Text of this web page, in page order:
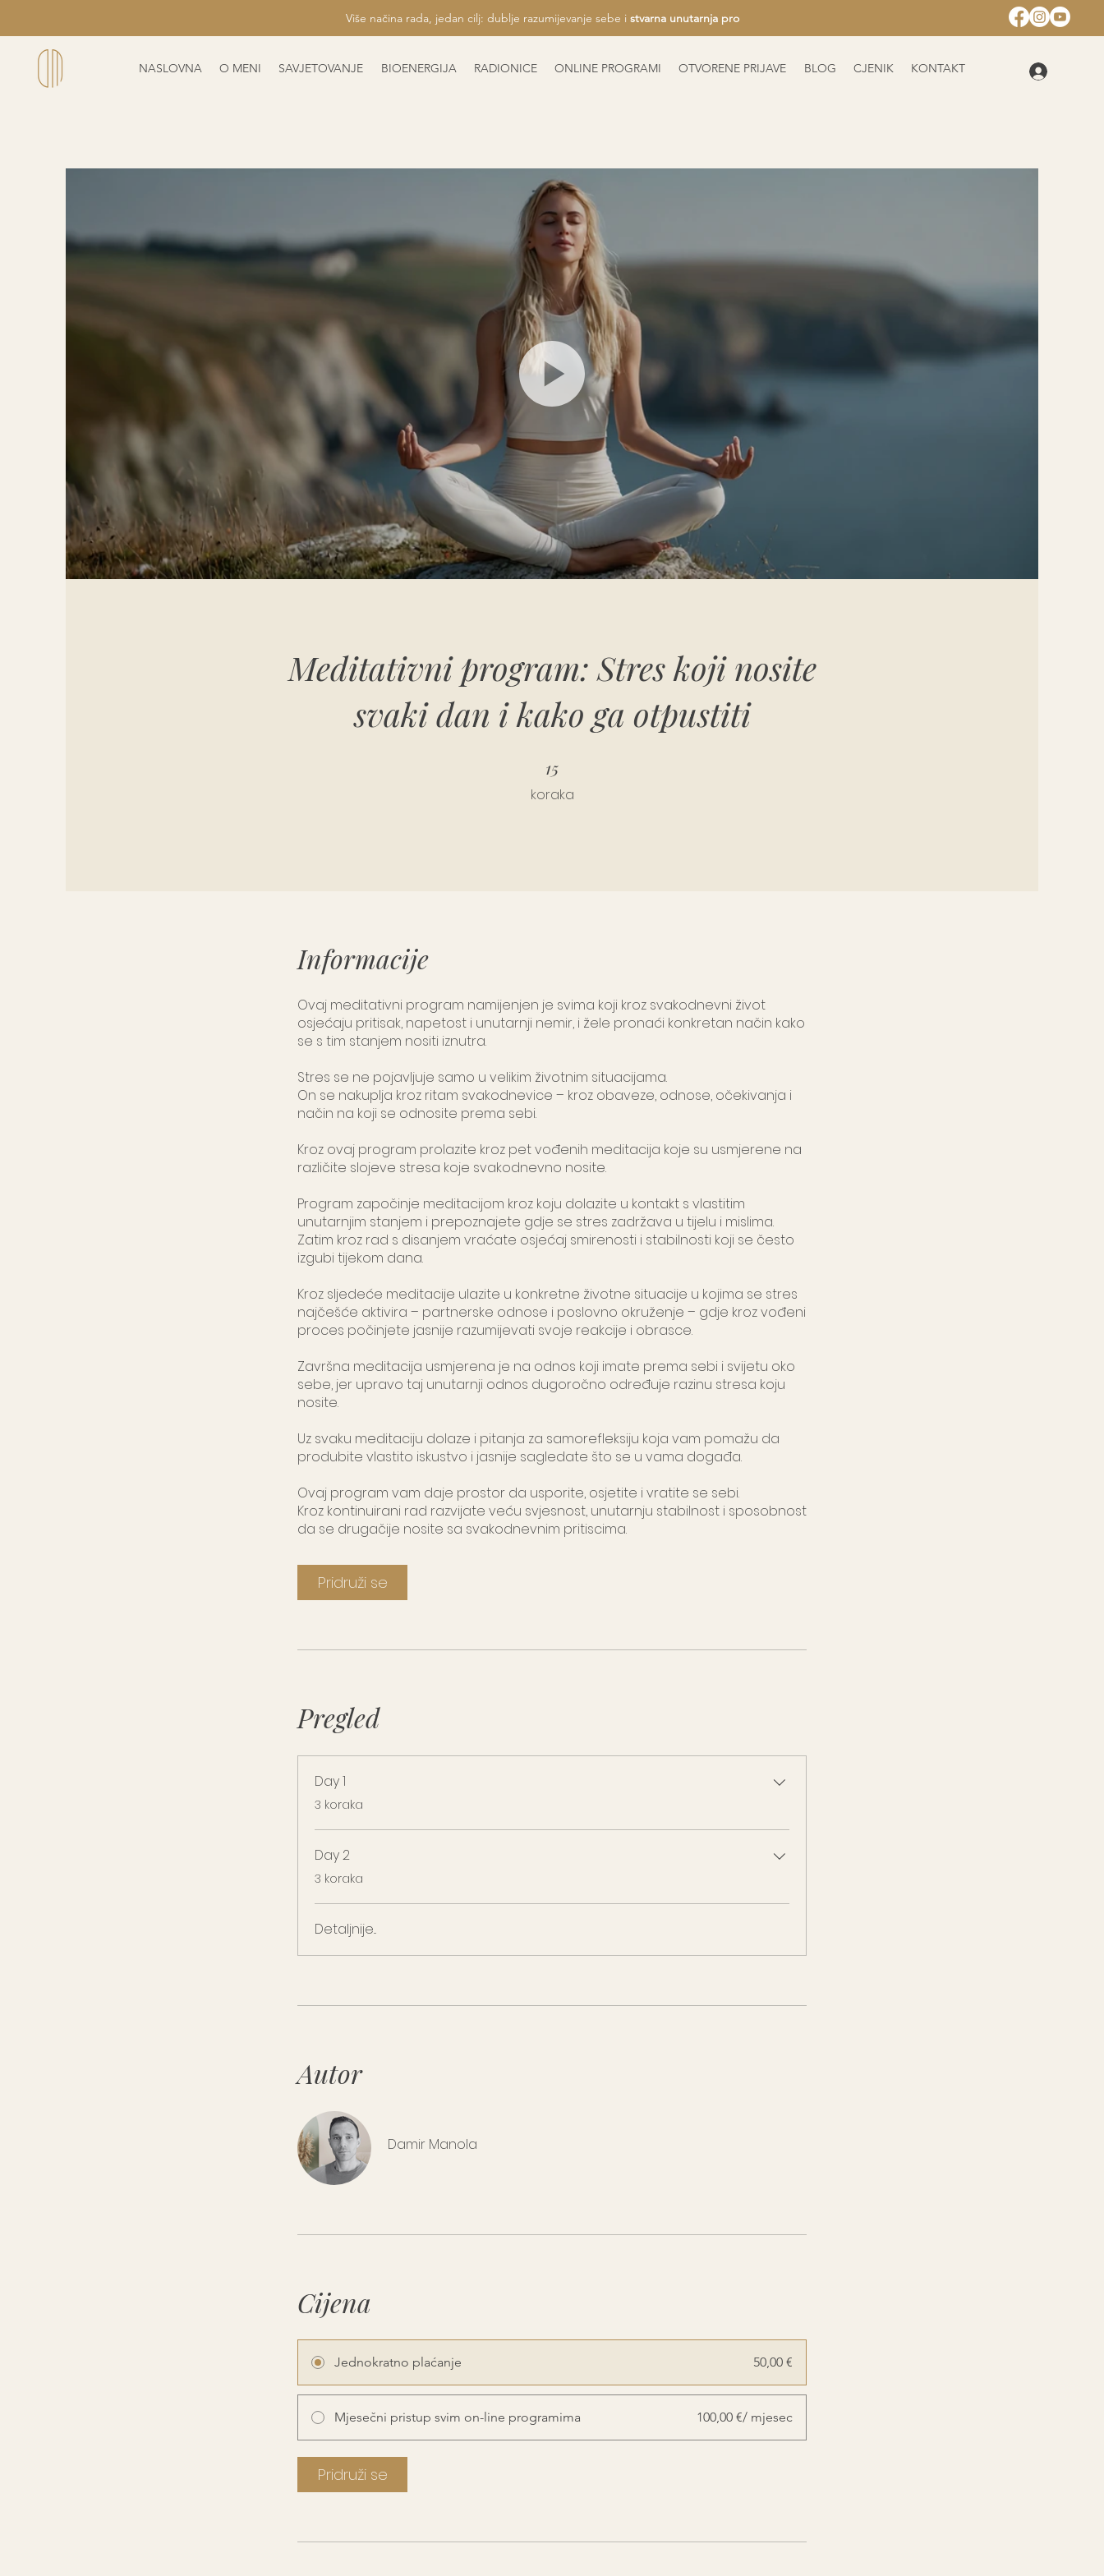
Više načina rada, jedan cilj: dublje razumijevanje sebe istvarna unutarnja promjena
NASLOVNA O MENI SAVJETOVANJE BIOENERGIJA RADIONICE ONLINE PROGRAMI OTVORENE PRIJAVE BLOG CJENIK KONTAKT
Meditativni program: Stres koji nosite
svaki dan i kako ga otpustiti
15
koraka
Informacije
Ovaj meditativni program namijenjen je svima koji kroz svakodnevni život
osjećaju pritisak, napetost i unutarnji nemir, i žele pronaći konkretan način kako
se s tim stanjem nositi iznutra.
Stres se ne pojavljuje samo u velikim životnim situacijama.
On se nakuplja kroz ritam svakodnevice – kroz obaveze, odnose, očekivanja i
način na koji se odnosite prema sebi.
Kroz ovaj program prolazite kroz pet vođenih meditacija koje su usmjerene na
različite slojeve stresa koje svakodnevno nosite.
Program započinje meditacijom kroz koju dolazite u kontakt s vlastitim
unutarnjim stanjem i prepoznajete gdje se stres zadržava u tijelu i mislima.
Zatim kroz rad s disanjem vraćate osjećaj smirenosti i stabilnosti koji se često
izgubi tijekom dana.
Kroz sljedeće meditacije ulazite u konkretne životne situacije u kojima se stres
najčešće aktivira – partnerske odnose i poslovno okruženje – gdje kroz vođeni
proces počinjete jasnije razumijevati svoje reakcije i obrasce.
Završna meditacija usmjerena je na odnos koji imate prema sebi i svijetu oko
sebe, jer upravo taj unutarnji odnos dugoročno određuje razinu stresa koju
nosite.
Uz svaku meditaciju dolaze i pitanja za samorefleksiju koja vam pomažu da
produbite vlastito iskustvo i jasnije sagledate što se u vama događa.
Ovaj program vam daje prostor da usporite, osjetite i vratite se sebi.
Kroz kontinuirani rad razvijate veću svjesnost, unutarnju stabilnost i sposobnost
da se drugačije nosite sa svakodnevnim pritiscima.
Pridruži se
Pregled
Day 1
.3 koraka
Day 2
.3 koraka
Detaljnije...
Autor
Damir Manola
Cijena
Jednokratno plaćanje 50,00 €
Mjesečni pristup svim on-line programima 100,00 €/ mjesec
Pridruži se